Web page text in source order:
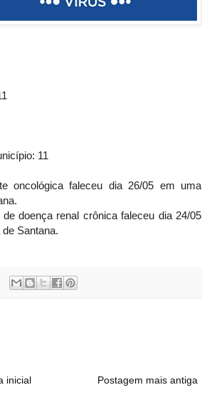
11
oncológica faleceu dia 26/05 em uma
doença renal crônica faleceu dia 24/05
Santana.
Postagem mais antiga
inicial